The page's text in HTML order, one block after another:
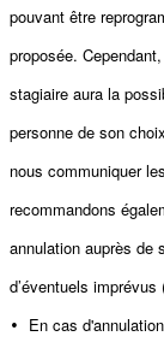
pouvant être
proposée.
stagiaire aura la
personne de son
nous communiquer
recommandons
annulation auprès de
d’éventuels
• En cas